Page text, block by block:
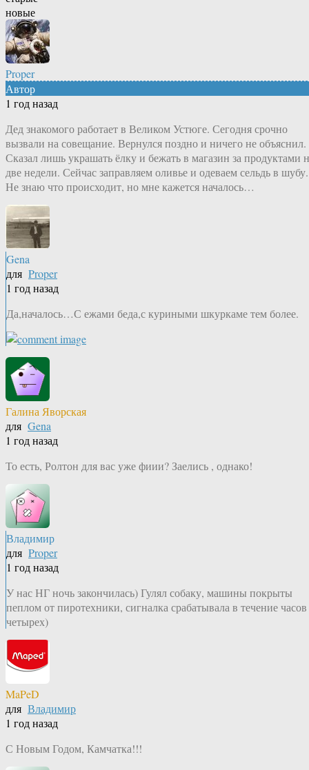
новые
Proper
Автор
1 год назад
Дед знакомого работает в Великом Устюге. Сегодня срочно
вызвали на совещание. Вернулся поздно и ничего не объяснил.
Сказал лишь украшать ёлку и бежать в магазин за продуктами
две недели. Сейчас заправляем оливье и одеваем сельдь в шубу.
Не знаю что происходит, но мне кажется началось…
Gena
для Proper
1 год назад
Да,началось…С ежами беда,с куриными шкуркаме тем более.
Галина Яворская
для Gena
1 год назад
То есть, Ролтон для вас уже фиии? Заелись , однако!
Владимир
для Proper
1 год назад
У нас НГ ночь закончилась) Гулял собаку, машины покрыты
пеплом от пиротехники, сигналка срабатывала в течение часов
четырех)
MaPeD
для Владимир
1 год назад
С Новым Годом, Камчатка!!!